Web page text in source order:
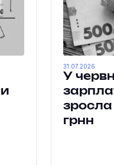
У
зросла
грнн
31.07.2026